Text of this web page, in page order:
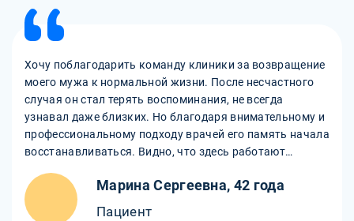
Хочу поблагодарить команду клиники за возвращение
моего мужа к нормальной жизни. После несчастного
случая он стал терять воспоминания, не всегда
узнавал даже близких. Но благодаря внимательному и
профессиональному подходу врачей его память начала
восстанавливаться. Видно, что здесь работают
помочь пациенту на каждом этапе лечения. Огромное
спасибо!
Марина Сергеевна, 42 года
Пациент